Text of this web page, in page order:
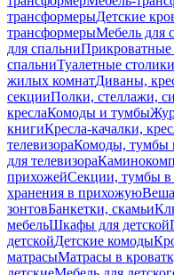
трансформерыДетские
трансформерыМебель для
для спальни
спальниТуалетные столики
жилых комнатДиваны,
секцииПолки, стеллажи,
креслаКомоды и тумбы
книгиКресла-качалки,
телевизораКомоды, тумбы
для телевизора
прихожейСекции, тумбы
хранения в прихожую
зонтовБанкетки, скамьи
мебельШкафы для детской
детскойДетские комоды
матрасыМатрасы в